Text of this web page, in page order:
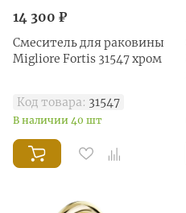
14 300 ₽
Смеситель для раковины
Migliore Fortis 31547 хром
Код товара: 31547
В наличии 40 шт